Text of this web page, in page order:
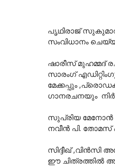
പൃഥിരാജ്
സംവിധാനം
ഷാരീസ് മുഹമ്മദ്
സാരംഗ്
മേക്കപ്പും
ഗാനരചനയും
സുപ്രിയ മേനോൻ
നവീൻ പി.
സിദ്ദീഖ്
ഈ ചിത്രത്തിൽ